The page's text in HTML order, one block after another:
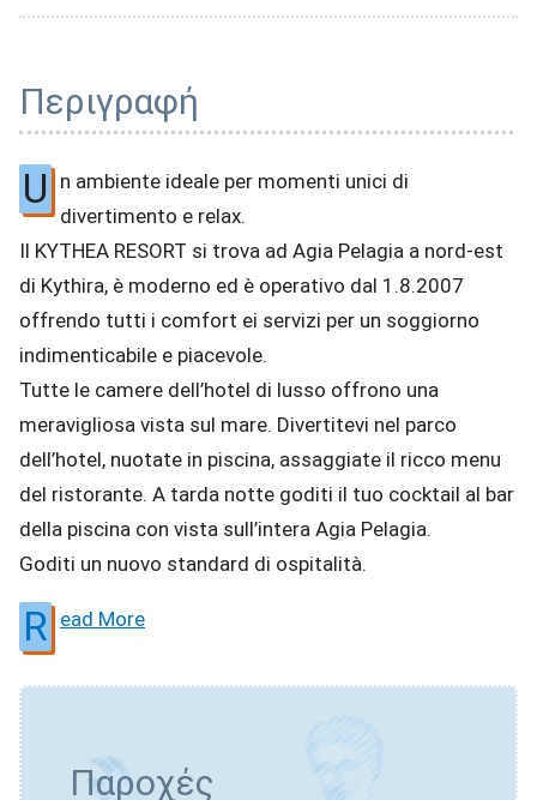
Περιγραφή
U
n ambiente ideale per momenti unici di
divertimento e relax.
Il KYTHEA RESORT si trova ad Agia Pelagia a nord-est
di Kythira, è moderno ed è operativo dal 1.8.2007
offrendo tutti i comfort ei servizi per un soggiorno
indimenticabile e piacevole.
Tutte le camere dell’hotel di lusso offrono una
meravigliosa vista sul mare. Divertitevi nel parco
dell’hotel, nuotate in piscina, assaggiate il ricco menu
del ristorante. A tarda notte goditi il ​​tuo cocktail al bar
della piscina con vista sull’intera Agia Pelagia.
Goditi un nuovo standard di ospitalità.
R ead More
Παροχές